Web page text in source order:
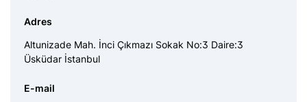
Adres
Altunizade Mah. İnci Çıkmazı Sokak No:3 Daire:3
Üsküdar İstanbul
E-mail